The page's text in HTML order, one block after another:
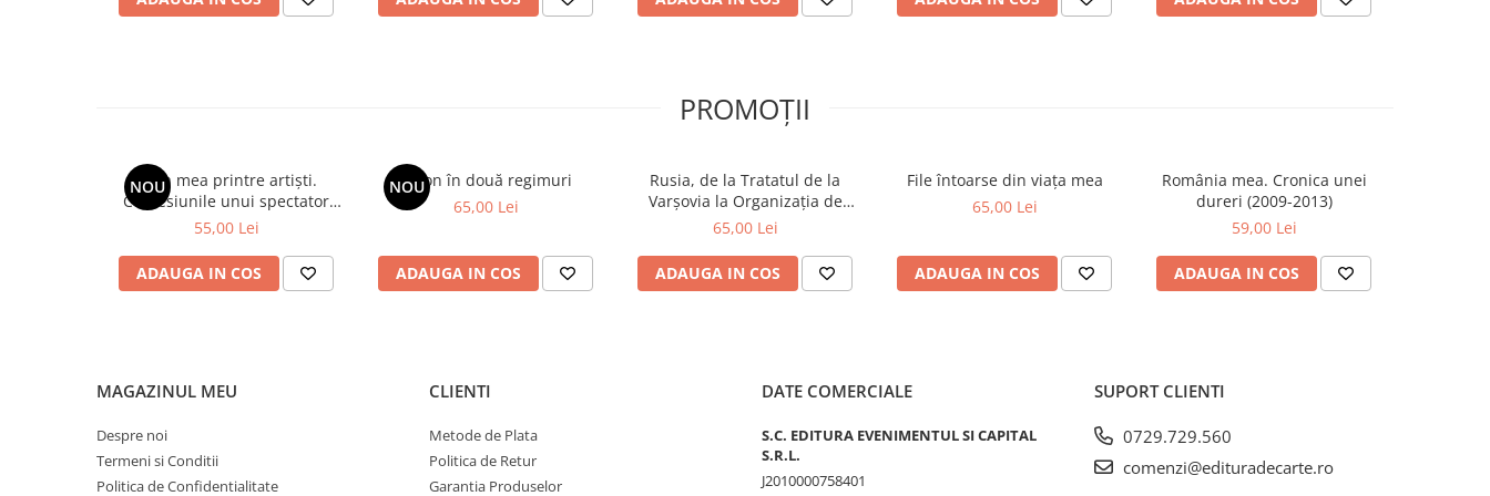
profesoarei lor bănuieli mai vechi, stârnindu-i în același timp dorința implicării într-un
PROMOȚII
NOU
Viața mea printre artiști.
Confesiunile unui spectator
fidel
55,00 Lei
ADAUGA IN COS
NOU
Spion în două regimuri
65,00 Lei
ADAUGA IN COS
Rusia, de la Tratatul de la
Varșovia la Organizația de
Cooperare de la Shanghai și
65,00 Lei
ADAUGA IN COS
File întoarse din viața mea
65,00 Lei
ADAUGA IN COS
România mea. Cronica unei
dureri (2009-2013)
59,00 Lei
ADAUGA IN COS
MAGAZINUL MEU
Despre noi
Termeni si Conditii
Politica de Confidentialitate
CLIENTI
Metode de Plata
Politica de Retur
Garantia Produselor
DATE COMERCIALE
S.C. EDITURA EVENIMENTUL SI CAPITAL
S.R.L.
J2010000758401
SUPORT CLIENTI
0729.729.560
comenzi@edituradecarte.ro